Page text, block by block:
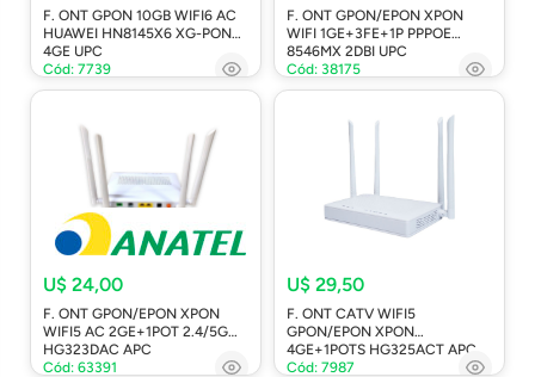
F. ONT GPON 10GB WIFI6 AC
HUAWEI HN8145X6 XG-PON
4GE UPC
Cód: 7739
F. ONT GPON/EPON XPON
WIFI 1GE+3FE+1P PPPOE
8546MX 2DBI UPC
Cód: 38175
U$ 24,00
F. ONT GPON/EPON XPON
WIFI5 AC 2GE+1POT 2.4/5G
HG323DAC APC
Cód: 63391
U$ 29,50
F. ONT CATV WIFI5
GPON/EPON XPON
4GE+1POTS HG325ACT APC
Cód: 7987